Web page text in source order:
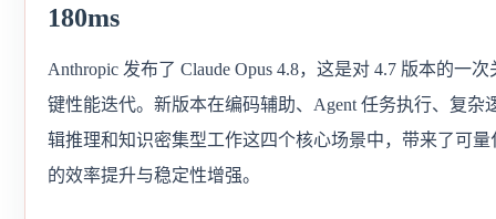
180ms
Anthropic 发布了 Claude Opus 4.8，这是对 4.7 版本的一次
键性能迭代。新版本在编码辅助、Agent 任务执行、复杂
辑推理和知识密集型工作这四个核心场景中，带来了可量
的效率提升与稳定性增强。